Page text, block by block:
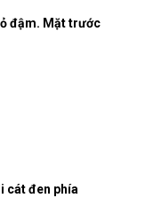
đậm. Mặt trước
cát đen phía